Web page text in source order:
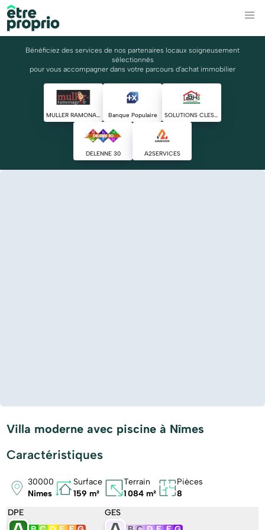
Bénéficiez des services de nos partenaires locaux soigneusement
sélectionnés
pour vous accompagner dans votre parcours d'achat immobilier
MULLER RAMONAGE Banque Populaire SOLUTIONS CLES HABITAT
DELENNE 30 A2SERVICES
Villa moderne avec piscine à Nîmes
Caractéristiques
30000
Nimes
Surface
159 m²
Terrain
1 084 m²
Pièces
8
DPE
GES